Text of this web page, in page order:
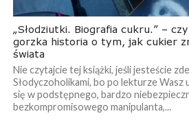
„Słodziutki. Biografia cukru.” –
gorzka historia o tym, jak cukier
świata
Nie czytajcie tej książki, jeśli jesteście
Słodyczoholikami, bo po lekturze Wasz
się w podstępnego, bardzo
bezkompromisowego manipulanta,...